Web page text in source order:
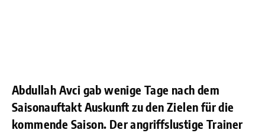
Abdullah Avci gab wenige Tage nach dem
Saisonauftakt Auskunft zu den Zielen für die
kommende Saison. Der angriffslustige Trainer